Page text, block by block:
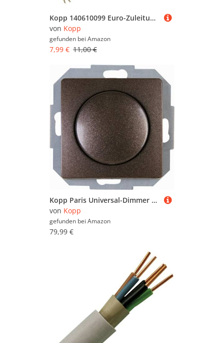
Kopp 140610099 Euro-Zuleitung 2 m, transparent
von Kopp
gefunden bei Amazon
7,99 € 11,00 €
Kopp Paris Universal-Dimmer mit Druck-Wechsel-Schalter für LED, Phasenan- und Phasenabschnitt, LED 3-100 Watt, Glühlampen 10-250 Watt, palisander-braun, 846026084
von Kopp
gefunden bei Amazon
79,99 €